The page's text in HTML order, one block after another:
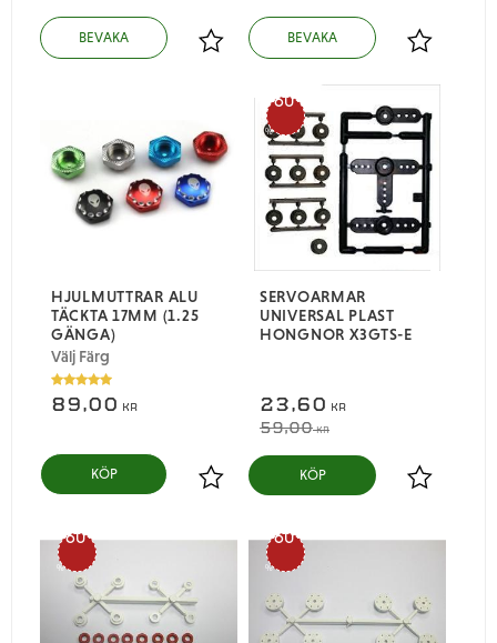
Lägg till i favoriter Lägg till i
HJULMUTTRAR ALU
TÄCKTA 17MM (1.25
GÄNGA)
Välj Färg
89,00 KR
Lägg till i favoriter
SERVOARMAR
UNIVERSAL PLAST
HONGNOR X3GTS-E
23,60 KR
59,00KR
60
%
Lägg till i
KÖP
60
%
60
%